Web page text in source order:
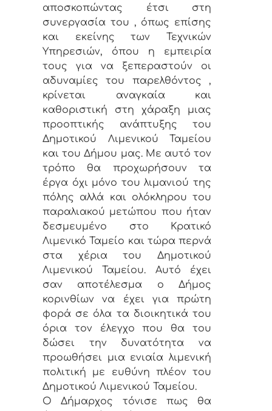
αποσκοπώντας έτσι στη
συνεργασία του , όπως επίσης
και εκείνης των Τεχνικών
Υπηρεσιών, όπου η εμπειρία
τους για να ξεπεραστούν οι
αδυναμίες του παρελθόντος ,
κρίνεται αναγκαία και
καθοριστική στη χάραξη μιας
προοπτικής ανάπτυξης του
Δημοτικού Λιμενικού Ταμείου
και του Δήμου μας. Με αυτό τον
τρόπο θα προχωρήσουν τα
έργα όχι μόνο του λιμανιού της
πόλης αλλά και ολόκληρου του
παραλιακού μετώπου που ήταν
δεσμευμένο στο Κρατικό
Λιμενικό Ταμείο και τώρα περνά
στα χέρια του Δημοτικού
Λιμενικού Ταμείου. Αυτό έχει
σαν αποτέλεσμα ο Δήμος
κορινθίων να έχει για πρώτη
φορά σε όλα τα διοικητικά του
όρια τον έλεγχο που θα του
δώσει την δυνατότητα να
προωθήσει μια ενιαία λιμενική
πολιτική με ευθύνη πλέον του
Δημοτικού Λιμενικού Ταμείου.
Ο Δήμαρχος τόνισε πως θα